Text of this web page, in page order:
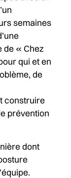
semaines
de « Chez
qui et en
de
construire
prévention
dont